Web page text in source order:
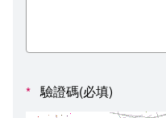
人事室
諮詢信箱進度查詢
* 驗證碼(必填)